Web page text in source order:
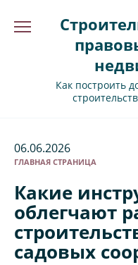
Как построить
06.06.2026
ГЛАВНАЯ СТРАНИЦА
Какие
облегчают
садовых